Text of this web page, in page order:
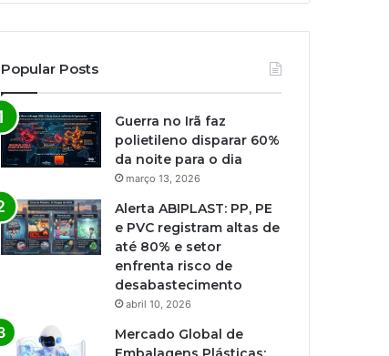
Popular Posts
Guerra no Irã faz
polietileno disparar 60%
da noite para o dia
março 13, 2026
Alerta ABIPLAST: PP, PE
e PVC registram altas de
até 80% e setor
enfrenta risco de
desabastecimento
abril 10, 2026
Mercado Global de